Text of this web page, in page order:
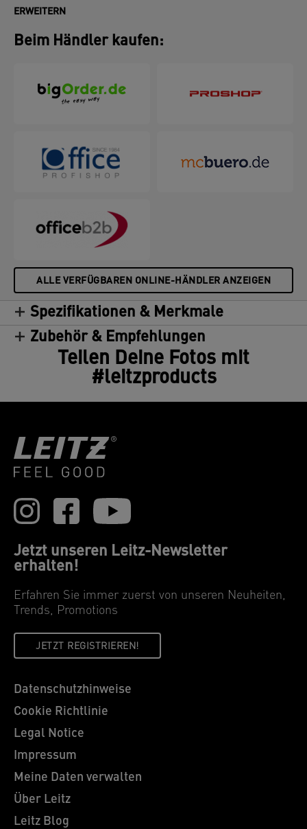
ERWEITERN
Beim Händler kaufen:
ALLE VERFÜGBAREN ONLINE-HÄNDLER ANZEIGEN
Spezifikationen & Merkmale
Zubehör & Empfehlungen
Teilen Deine Fotos mit
#leitzproducts
Jetzt unseren Leitz-Newsletter
erhalten!
Erfahren Sie immer zuerst von unseren Neuheiten,
Trends, Promotions
JETZT REGISTRIEREN!
Datenschutzhinweise
Cookie Richtlinie
Legal Notice
Impressum
Meine Daten verwalten
Über Leitz
Leitz Blog